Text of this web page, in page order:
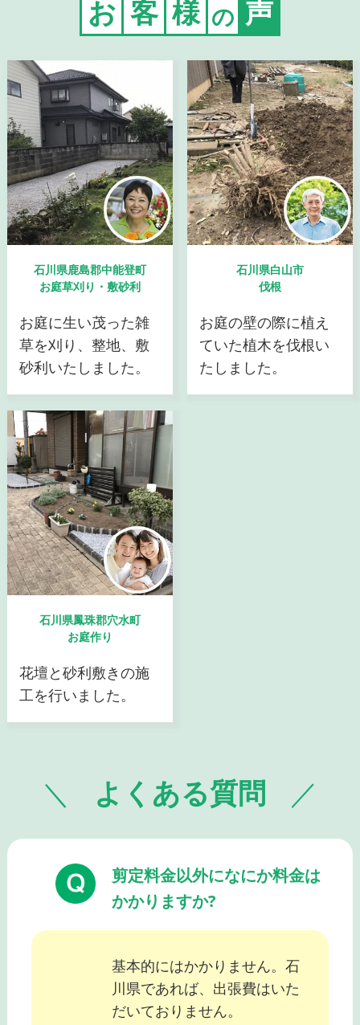
お 客 様 の 声
石川県鹿島郡中能登町
お庭草刈り・敷砂利
お庭に生い茂った雑
草を刈り、整地、敷
砂利いたしました。
石川県白山市
伐根
お庭の壁の際に植え
ていた植木を伐根い
たしました。
石川県鳳珠郡穴水町
お庭作り
花壇と砂利敷きの施
工を行いました。
よくある質問
剪定料金以外になにか料金は
かかりますか?
基本的にはかかりません。石
川県であれば、出張費はいた
だいておりません。